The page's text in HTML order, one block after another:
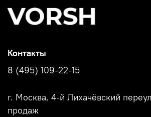
Контакты
8 (495) 109-22-15
г. Москва, 4-й Лихачёвский
продаж